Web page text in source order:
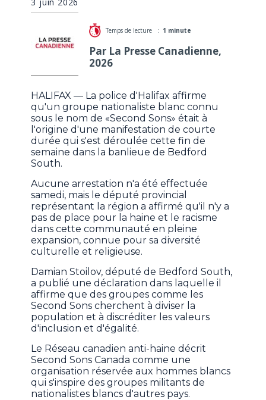
Temps de lecture : 1 minute
Par La Presse Canadienne,
2026
HALIFAX — La police d'Halifax affirme
qu'un groupe nationaliste blanc connu
sous le nom de «Second Sons» était à
l'origine d'une manifestation de courte
durée qui s'est déroulée cette fin de
semaine dans la banlieue de Bedford
South.
Aucune arrestation n'a été effectuée
samedi, mais le député provincial
représentant la région a affirmé qu'il n'y a
pas de place pour la haine et le racisme
dans cette communauté en pleine
expansion, connue pour sa diversité
culturelle et religieuse.
Damian Stoilov, député de Bedford South,
a publié une déclaration dans laquelle il
affirme que des groupes comme les
Second Sons cherchent à diviser la
population et à discréditer les valeurs
d'inclusion et d'égalité.
Le Réseau canadien anti-haine décrit
Second Sons Canada comme une
organisation réservée aux hommes blancs
qui s'inspire des groupes militants de
nationalistes blancs d'autres pays.